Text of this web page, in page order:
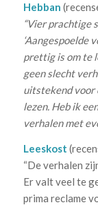
Hebban
“Vier prachtige
‘Aangespoelde
prettig is om te
geen slecht
uitstekend voor
lezen. Heb ik
verhalen met
Leeskost
“De verhalen
Er valt veel te
prima reclame